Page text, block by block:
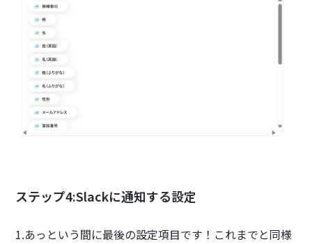
ステップ4:Slackに通知する設定
1.あっという間に最後の設定項目です！これまでと同様